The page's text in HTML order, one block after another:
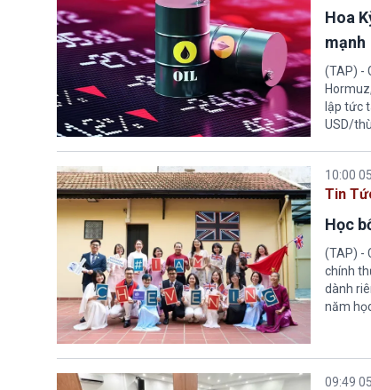
Hoa
mạnh
(TAP) -
lập tức
USD/
10:00
Tin
Học
(TAP) -
chính
dành
năm
09:49